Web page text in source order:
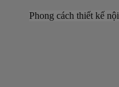
Phong cách thiết kế